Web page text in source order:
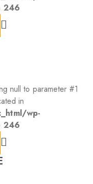
246
null to parameter #1
in
wp-
246